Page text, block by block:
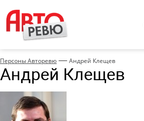
Персоны Авторевю — Андрей Клещев
Андрей Клещев